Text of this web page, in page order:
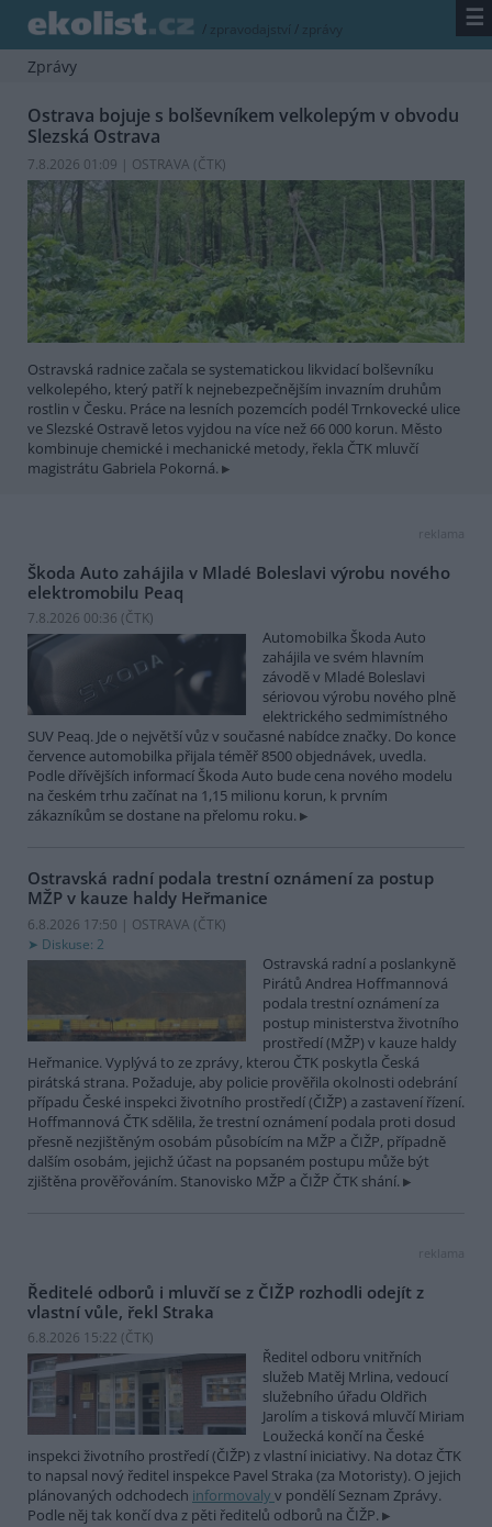
/ zpravodajství / zprávy ☰
Zprávy
Ostrava bojuje s bolševníkem velkolepým v obvodu
Slezská Ostrava
7.8.2026 01:09 | OSTRAVA (ČTK)
Ostravská radnice začala se systematickou likvidací bolševníku
velkolepého, který patří k nejnebezpečnějším invazním druhům
rostlin v Česku. Práce na lesních pozemcích podél Trnkovecké ulice
ve Slezské Ostravě letos vyjdou na více než 66 000 korun. Město
kombinuje chemické i mechanické metody, řekla ČTK mluvčí
magistrátu Gabriela Pokorná.
reklama
Škoda Auto zahájila v Mladé Boleslavi výrobu nového
elektromobilu Peaq
7.8.2026 00:36 (ČTK)
Automobilka Škoda Auto
zahájila ve svém hlavním
závodě v Mladé Boleslavi
sériovou výrobu nového plně
elektrického sedmimístného
SUV Peaq. Jde o největší vůz v současné nabídce značky. Do konce
července automobilka přijala téměř 8500 objednávek, uvedla.
Podle dřívějších informací Škoda Auto bude cena nového modelu
na českém trhu začínat na 1,15 milionu korun, k prvním
zákazníkům se dostane na přelomu roku.
Ostravská radní podala trestní oznámení za postup
MŽP v kauze haldy Heřmanice
6.8.2026 17:50 | OSTRAVA (ČTK)
Diskuse: 2
Ostravská radní a poslankyně
Pirátů Andrea Hoffmannová
podala trestní oznámení za
postup ministerstva životního
prostředí (MŽP) v kauze haldy
Heřmanice. Vyplývá to ze zprávy, kterou ČTK poskytla Česká
pirátská strana. Požaduje, aby policie prověřila okolnosti odebrání
případu České inspekci životního prostředí (ČIŽP) a zastavení řízení.
Hoffmannová ČTK sdělila, že trestní oznámení podala proti dosud
přesně nezjištěným osobám působícím na MŽP a ČIŽP, případně
dalším osobám, jejichž účast na popsaném postupu může být
zjištěna prověřováním. Stanovisko MŽP a ČIŽP ČTK shání.
reklama
Ředitelé odborů i mluvčí se z ČIŽP rozhodli odejít z
vlastní vůle, řekl Straka
6.8.2026 15:22 (ČTK)
Ředitel odboru vnitřních
služeb Matěj Mrlina, vedoucí
služebního úřadu Oldřich
Jarolím a tisková mluvčí Miriam
Loužecká končí na České
inspekci životního prostředí (ČIŽP) z vlastní iniciativy. Na dotaz ČTK
to napsal nový ředitel inspekce Pavel Straka (za Motoristy). O jejich
plánovaných odchodech informovaly v pondělí Seznam Zprávy.
Podle něj tak končí dva z pěti ředitelů odborů na ČIŽP.